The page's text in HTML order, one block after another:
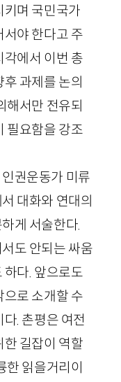
키며 국민국가
서야 한다고 주
각에서 이번 총
과제를 논의
해서만 전유되
필요함을 강조
권운동가 미류
대화와 연대의
게 서술한다.
도 안되는 싸움
하다. 앞으로도
으로 소개할 수
. 촌평은 여전
한 길잡이 역할
한 읽을거리이